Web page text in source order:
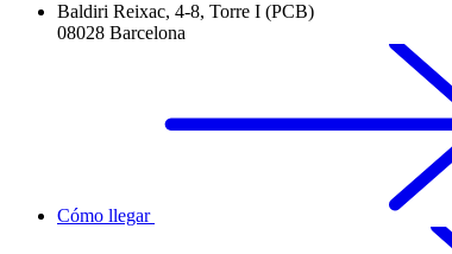
Baldiri Reixac, 4-8, Torre I (PCB)
08028 Barcelona
Cómo llegar